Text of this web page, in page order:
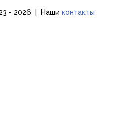
- 2026 | Наши контакты